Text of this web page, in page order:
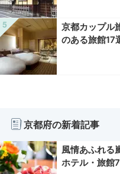
京都カップル
のある旅館17
京都府の新着記事
風情あふれる
ホテル・旅館